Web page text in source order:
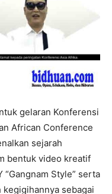
gelaran Konferensi
African Conference
sejarah
bentuk video kreatif
Style” serta
sebagai